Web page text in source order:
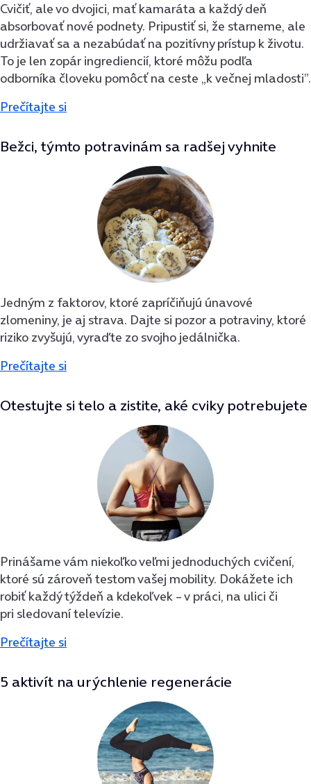
Cvičiť, ale vo dvojici, mať kamaráta a každý deň
absorbovať nové podnety. Pripustiť si, že starneme, ale
udržiavať sa a nezabúdať na pozitívny prístup k životu.
To je len zopár ingrediencií, ktoré môžu podľa
odborníka človeku pomôcť na ceste „k večnej mladosti”.
Prečítajte si
Bežci, týmto potravinám sa radšej vyhnite
Jedným z faktorov, ktoré zapríčiňujú únavové
zlomeniny, je aj strava. Dajte si pozor a potraviny, ktoré
riziko zvyšujú, vyraďte zo svojho jedálnička.
Prečítajte si
Otestujte si telo a zistite, aké cviky potrebujete
Prinášame vám niekoľko veľmi jednoduchých cvičení,
ktoré sú zároveň testom vašej mobility. Dokážete ich
robiť každý týždeň a kdekoľvek – v práci, na ulici či
pri sledovaní televízie.
Prečítajte si
5 aktivít na urýchlenie regenerácie